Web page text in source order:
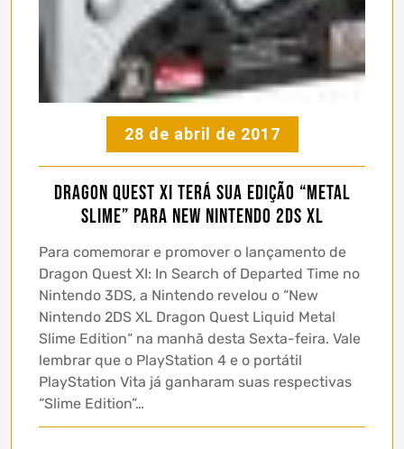
28 de abril de 2017
Dragon Quest XI terá sua edição “Metal
Slime” para New Nintendo 2DS XL
Para comemorar e promover o lançamento de
Dragon Quest XI: In Search of Departed Time no
Nintendo 3DS, a Nintendo revelou o “New
Nintendo 2DS XL Dragon Quest Liquid Metal
Slime Edition“ na manhã desta Sexta-feira. Vale
lembrar que o PlayStation 4 e o portátil
PlayStation Vita já ganharam suas respectivas
“Slime Edition”…